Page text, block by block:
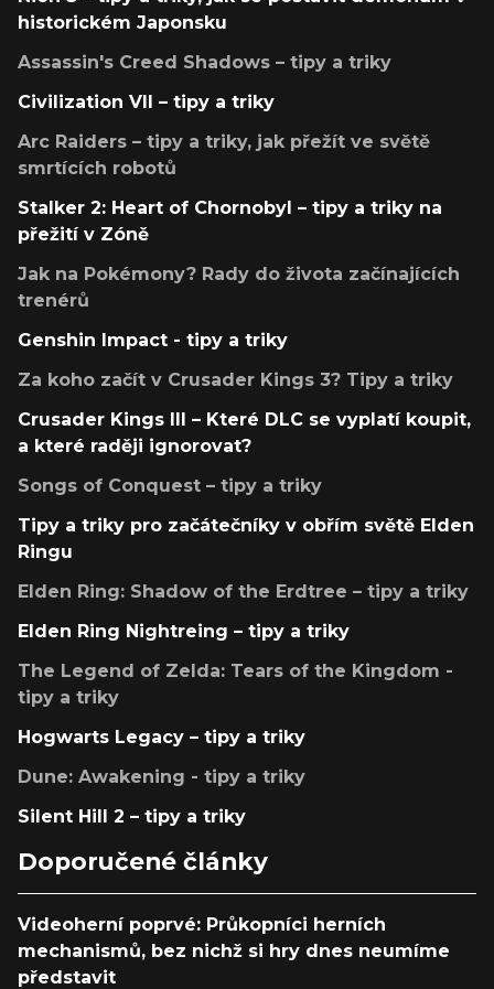
historickém Japonsku
Assassin's Creed Shadows – tipy a triky
Civilization VII – tipy a triky
Arc Raiders – tipy a triky, jak přežít ve světě
smrtících robotů
Stalker 2: Heart of Chornobyl – tipy a triky na
přežití v Zóně
Jak na Pokémony? Rady do života začínajících
trenérů
Genshin Impact - tipy a triky
Za koho začít v Crusader Kings 3? Tipy a triky
Crusader Kings III – Které DLC se vyplatí koupit,
a které raději ignorovat?
Songs of Conquest – tipy a triky
Tipy a triky pro začátečníky v obřím světě Elden
Ringu
Elden Ring: Shadow of the Erdtree – tipy a triky
Elden Ring Nightreing – tipy a triky
The Legend of Zelda: Tears of the Kingdom -
tipy a triky
Hogwarts Legacy – tipy a triky
Dune: Awakening - tipy a triky
Silent Hill 2 – tipy a triky
Doporučené články
Videoherní poprvé: Průkopníci herních
mechanismů, bez nichž si hry dnes neumíme
představit